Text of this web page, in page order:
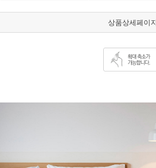
상품상세페이지